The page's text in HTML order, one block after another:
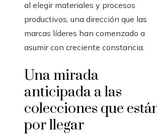
al elegir materiales y procesos
productivos, una dirección que las
marcas líderes han comenzado a
asumir con creciente constancia.
Una mirada
anticipada a las
colecciones que
por llegar